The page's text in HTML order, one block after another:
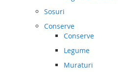
Sosuri
Conserve
Conserve
Legume
Muraturi